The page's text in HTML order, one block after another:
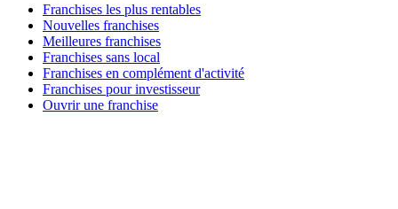
Franchises les plus rentables
Nouvelles franchises
Meilleures franchises
Franchises sans local
Franchises en complément d'activité
Franchises pour investisseur
Ouvrir une franchise